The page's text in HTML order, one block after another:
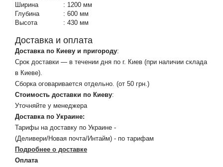
Ширина
: 1200 мм
Глубина
: 600 мм
Высота
: 430 мм
Доставка и оплата
Доставка по Киеву и пригороду:
Срок доставки — в течении дня по г. Киев (при наличии склада
в Киеве).
Сборка оговаривается отдельно. (от 50 грн.)
Стоимость доставки по Киеву:
Уточняйте у менеджера
Доставка по Украине:
Тарифы на доставку по Украине -
(Деливери/Новая почта/Интайм) - по тарифам
Подробнее о доставке
Оплата